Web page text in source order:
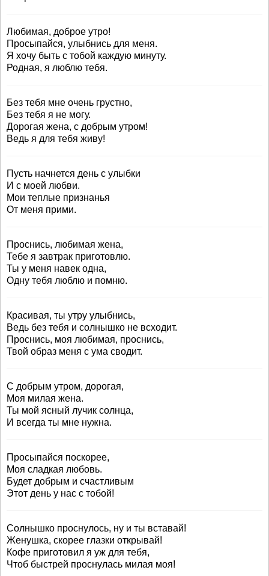
Любимая, доброе утро!
Просыпайся, улыбнись для меня.
Я хочу быть с тобой каждую минуту.
Родная, я люблю тебя.
Без тебя мне очень грустно,
Без тебя я не могу.
Дорогая жена, с добрым утром!
Ведь я для тебя живу!
Пусть начнется день с улыбки
И с моей любви.
Мои теплые признанья
От меня прими.
Проснись, любимая жена,
Тебе я завтрак приготовлю.
Ты у меня навек одна,
Одну тебя люблю и помню.
Красивая, ты утру улыбнись,
Ведь без тебя и солнышко не всходит.
Проснись, моя любимая, проснись,
Твой образ меня с ума сводит.
С добрым утром, дорогая,
Моя милая жена.
Ты мой ясный лучик солнца,
И всегда ты мне нужна.
Просыпайся поскорее,
Моя сладкая любовь.
Будет добрым и счастливым
Этот день у нас с тобой!
Солнышко проснулось, ну и ты вставай!
Женушка, скорее глазки открывай!
Кофе приготовил я уж для тебя,
Чтоб быстрей проснулась милая моя!